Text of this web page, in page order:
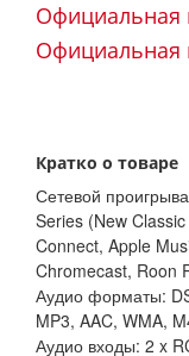
Официальная
Официальная
Кратко о товаре
Сетевой
Series (New
Connect, Apple
Chromecast, Roon
Аудио форматы:
MP3, AAC, WMA,
Аудио входы: 2 x